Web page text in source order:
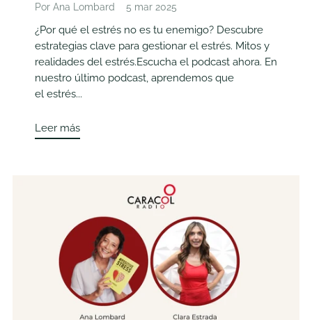
Por Ana Lombard 5 mar 2025
¿Por qué el estrés no es tu enemigo? Descubre
estrategias clave para gestionar el estrés. Mitos y
realidades del estrés.Escucha el podcast ahora. En
nuestro último podcast, aprendemos que
el estrés...
Leer más